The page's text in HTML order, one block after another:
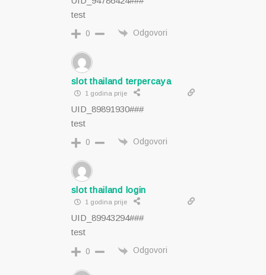
test
0 Odgovori
slot thailand terpercaya
1 godina prije
UID_89891930###
test
0 Odgovori
slot thailand login
1 godina prije
UID_89943294###
test
0 Odgovori